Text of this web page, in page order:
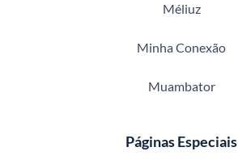
Méliuz
Minha Conexão
Muambator
Páginas Especiais